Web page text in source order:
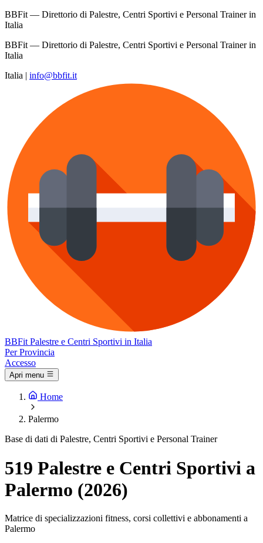
BBFit — Direttorio di Palestre, Centri Sportivi e Personal Trainer in
Italia
BBFit — Direttorio di Palestre, Centri Sportivi e Personal Trainer in
Italia
Italia | info@bbfit.it
BBFit Palestre e Centri Sportivi in Italia
Per Provincia
Accesso
Apri menu
Home
Palermo
Base di dati di Palestre, Centri Sportivi e Personal Trainer
519 Palestre e Centri Sportivi a
Palermo (2026)
Matrice di specializzazioni fitness, corsi collettivi e abbonamenti a
Palermo